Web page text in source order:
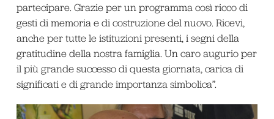
partecipare. Grazie per un programma così ricco di
gesti di memoria e di costruzione del nuovo. Ricevi,
anche per tutte le istituzioni presenti, i segni della
gratitudine della nostra famiglia. Un caro augurio per
il più grande successo di questa giornata, carica di
significati e di grande importanza simbolica”.